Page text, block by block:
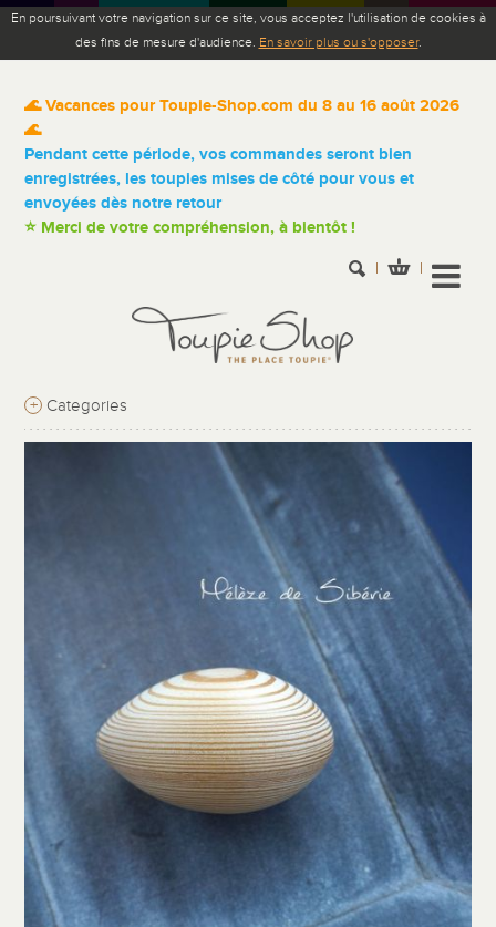
En poursuivant votre navigation sur ce site, vous acceptez l'utilisation de cookies à
des fins de mesure d'audience. En savoir plus ou s'opposer.
🌊 Vacances pour Toupie-Shop.com du 8 au 16 août 2026
🌊
Pendant cette période, vos commandes seront bien
enregistrées, les toupies mises de côté pour vous et
envoyées dès notre retour
⭐ Merci de votre compréhension, à bientôt !
+ Categories